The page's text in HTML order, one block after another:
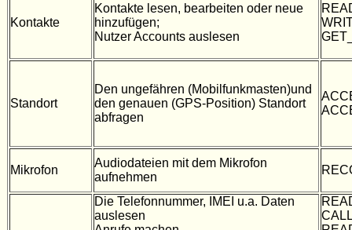
Kontakte
Kontakte lesen, bearbeiten oder neue
hinzufügen;
Nutzer Accounts auslesen
Standort
Den ungefähren (Mobilfunkmasten)und
den genauen (GPS-Position) Standort
abfragen
Mikrofon
Audiodateien mit dem Mikrofon
aufnehmen
Die Telefonnummer, IMEI u.a. Daten
auslesen